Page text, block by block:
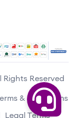
Rights Reserved
& Conditions
Legal Terms